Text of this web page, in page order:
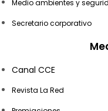
Medio ambientes y
Secretario corporativo
Canal CCE
Revista La Red